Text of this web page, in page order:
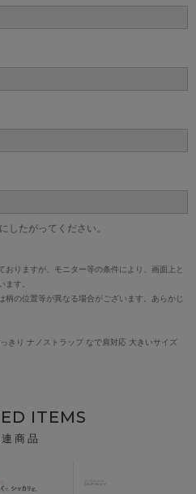
したがってください。
りますが、モニター等の条件により、画面上と
ます。
柄の位置等が異なる場合がございます。あらかじ
きり ナノストラップ なで肩対応 大きいサイズ
ITEMS
連商品